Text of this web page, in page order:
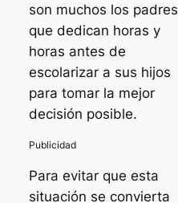
son muchos los padres
que dedican horas y
horas antes de
escolarizar a sus hijos
para tomar la mejor
decisión posible.
Para evitar que esta
situación se convierta